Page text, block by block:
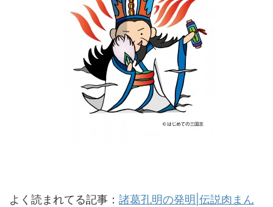
よく読まれてる記事： 諸葛孔明の発明|伝説肉まん